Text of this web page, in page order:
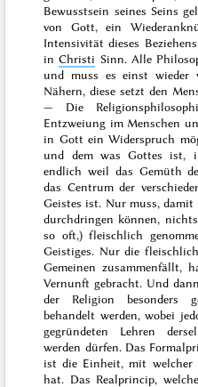
Bewusstsein seines Seins
von Gott, ein
Intensivität dieses
inChristi Sinn. Alle
und muss es einst wieder
Nähern, diese setzt den
— Die
Entzweiung im Menschen
in Gott ein Widerspruch
und dem was Gottes ist,
endlich weil das Gemüth
das Centrum der
Geistes ist. Nur muss,
durchdringen können,
so oft,) fleischlich
Geistiges. Nur die
Gemeinen zusammenfällt,
Vernunft gebracht. Und
der Religion besonders
behandelt werden, wobei
gegründeten Lehren
werden dürfen. Das
ist die Einheit, mit welcher
hat. Das Realprincip,